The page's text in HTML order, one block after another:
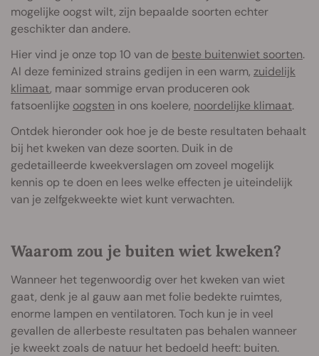
mogelijke oogst wilt, zijn bepaalde soorten echter
geschikter dan andere.
Hier vind je onze top 10 van de beste buitenwiet soorten.
Al deze feminized strains gedijen in een warm, zuidelijk
klimaat, maar sommige ervan produceren ook
fatsoenlijke oogsten in ons koelere, noordelijke klimaat.
Ontdek hieronder ook hoe je de beste resultaten behaalt
bij het kweken van deze soorten. Duik in de
gedetailleerde kweekverslagen om zoveel mogelijk
kennis op te doen en lees welke effecten je uiteindelijk
van je zelfgekweekte wiet kunt verwachten.
Waarom zou je buiten wiet kweken?
Wanneer het tegenwoordig over het kweken van wiet
gaat, denk je al gauw aan met folie bedekte ruimtes,
enorme lampen en ventilatoren. Toch kun je in veel
gevallen de allerbeste resultaten pas behalen wanneer
je kweekt zoals de natuur het bedoeld heeft: buiten.